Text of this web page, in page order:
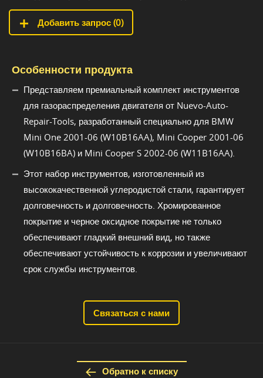
Добавить запрос (0)
Особенности продукта
Представляем премиальный комплект инструментов
для газораспределения двигателя от Nuevo-Auto-
Repair-Tools, разработанный специально для BMW
Mini One 2001-06 (W10B16AA), Mini Cooper 2001-06
(W10B16BA) и Mini Cooper S 2002-06 (W11B16AA).
Этот набор инструментов, изготовленный из
высококачественной углеродистой стали, гарантирует
долговечность и долговечность. Хромированное
покрытие и черное оксидное покрытие не только
обеспечивают гладкий внешний вид, но также
обеспечивают устойчивость к коррозии и увеличивают
срок службы инструментов.
Связаться с нами
Обратно к списку